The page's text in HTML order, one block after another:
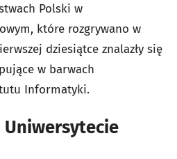
Polski w
które rozgrywano w
dziesiątce znalazły się
w barwach
Informatyki.